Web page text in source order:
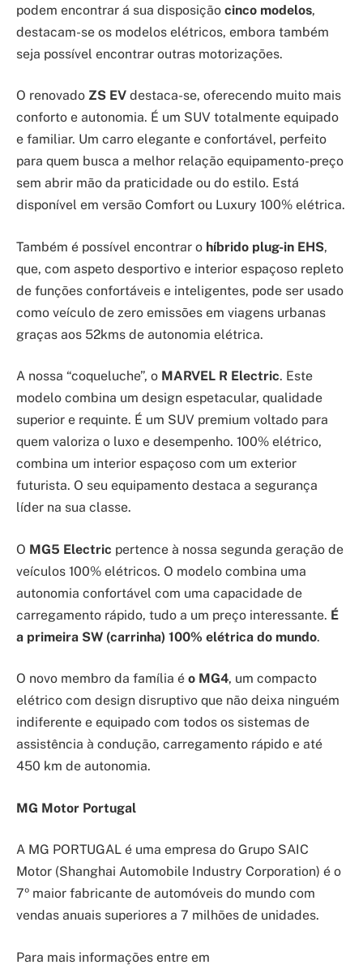
podem encontrar á sua disposição cinco modelos,
destacam-se os modelos elétricos, embora também
seja possível encontrar outras motorizações.
O renovado ZS EV destaca-se, oferecendo muito mais
conforto e autonomia. É um SUV totalmente equipado
e familiar. Um carro elegante e confortável, perfeito
para quem busca a melhor relação equipamento-preço
sem abrir mão da praticidade ou do estilo. Está
disponível em versão Comfort ou Luxury 100% elétrica.
Também é possível encontrar o híbrido plug-in EHS,
que, com aspeto desportivo e interior espaçoso repleto
de funções confortáveis e inteligentes, pode ser usado
como veículo de zero emissões em viagens urbanas
graças aos 52kms de autonomia elétrica.
A nossa “coqueluche”, o MARVEL R Electric. Este
modelo combina um design espetacular, qualidade
superior e requinte. É um SUV premium voltado para
quem valoriza o luxo e desempenho. 100% elétrico,
combina um interior espaçoso com um exterior
futurista. O seu equipamento destaca a segurança
líder na sua classe.
O MG5 Electric pertence à nossa segunda geração de
veículos 100% elétricos. O modelo combina uma
autonomia confortável com uma capacidade de
carregamento rápido, tudo a um preço interessante. É
a primeira SW (carrinha) 100% elétrica do mundo.
O novo membro da família é o MG4, um compacto
elétrico com design disruptivo que não deixa ninguém
indiferente e equipado com todos os sistemas de
assistência à condução, carregamento rápido e até
450 km de autonomia.
MG Motor Portugal
A MG PORTUGAL é uma empresa do Grupo SAIC
Motor (Shanghai Automobile Industry Corporation) é o
7º maior fabricante de automóveis do mundo com
vendas anuais superiores a 7 milhões de unidades.
Para mais informações entre em